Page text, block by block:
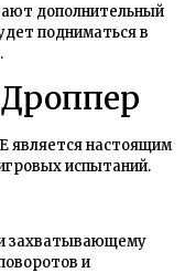
дополнительный
подниматься в
является настоящим
испытаний.
захватывающему
и